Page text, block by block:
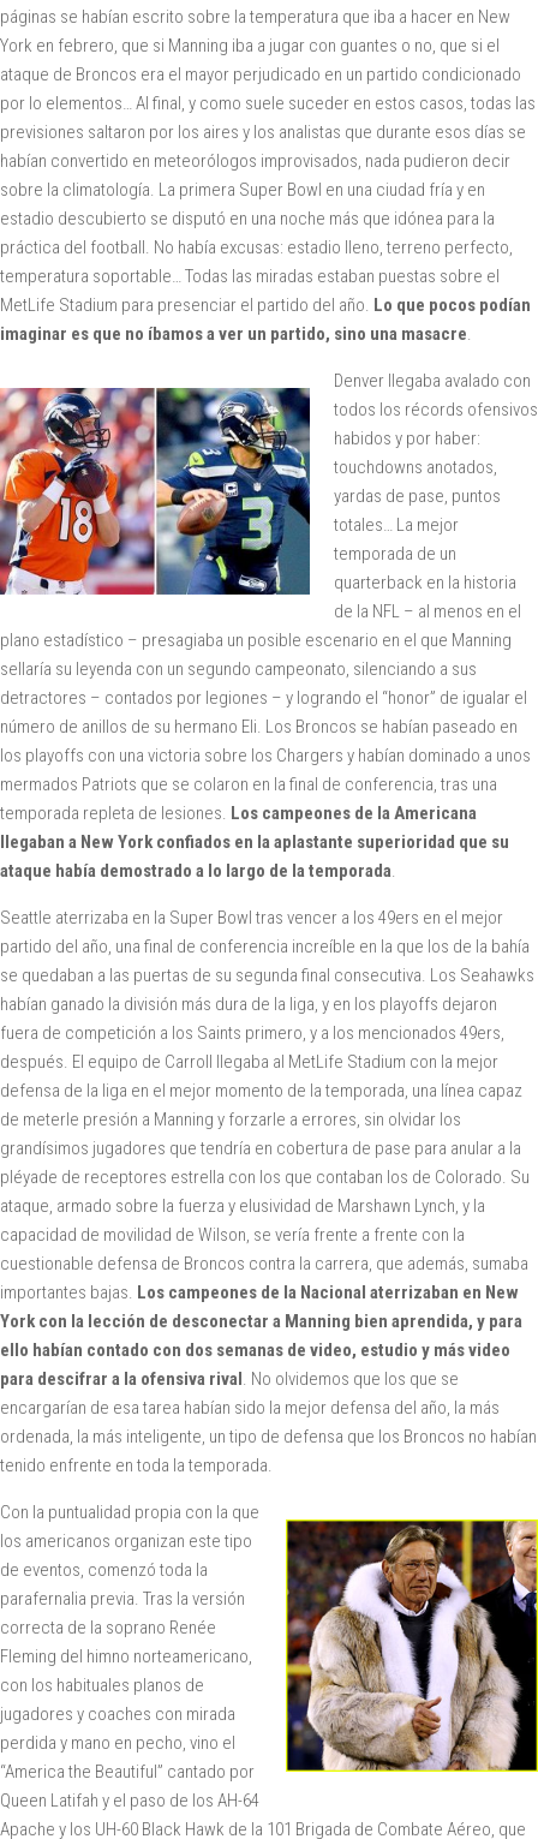
páginas se habían escrito sobre la temperatura que iba a hacer en New
York en febrero, que si Manning iba a jugar con guantes o no, que si el
ataque de Broncos era el mayor perjudicado en un partido condicionado
por lo elementos… Al final, y como suele suceder en estos casos, todas las
previsiones saltaron por los aires y los analistas que durante esos días se
habían convertido en meteorólogos improvisados, nada pudieron decir
sobre la climatología. La primera Super Bowl en una ciudad fría y en
estadio descubierto se disputó en una noche más que idónea para la
práctica del football. No había excusas: estadio lleno, terreno perfecto,
temperatura soportable… Todas las miradas estaban puestas sobre el
MetLife Stadium para presenciar el partido del año. Lo que pocos podían
imaginar es que no íbamos a ver un partido, sino una masacre.
Denver llegaba avalado con
todos los récords ofensivos
habidos y por haber:
touchdowns anotados,
yardas de pase, puntos
totales… La mejor
temporada de un
quarterback en la historia
de la NFL – al menos en el
plano estadístico – presagiaba un posible escenario en el que Manning
sellaría su leyenda con un segundo campeonato, silenciando a sus
detractores – contados por legiones – y logrando el “honor” de igualar el
número de anillos de su hermano Eli. Los Broncos se habían paseado en
los playoffs con una victoria sobre los Chargers y habían dominado a unos
mermados Patriots que se colaron en la final de conferencia, tras una
temporada repleta de lesiones. Los campeones de la Americana
llegaban a New York confiados en la aplastante superioridad que su
ataque había demostrado a lo largo de la temporada.
Seattle aterrizaba en la Super Bowl tras vencer a los 49ers en el mejor
partido del año, una final de conferencia increíble en la que los de la bahía
se quedaban a las puertas de su segunda final consecutiva. Los Seahawks
habían ganado la división más dura de la liga, y en los playoffs dejaron
fuera de competición a los Saints primero, y a los mencionados 49ers,
después. El equipo de Carroll llegaba al MetLife Stadium con la mejor
defensa de la liga en el mejor momento de la temporada, una línea capaz
de meterle presión a Manning y forzarle a errores, sin olvidar los
grandísimos jugadores que tendría en cobertura de pase para anular a la
pléyade de receptores estrella con los que contaban los de Colorado. Su
ataque, armado sobre la fuerza y elusividad de Marshawn Lynch, y la
capacidad de movilidad de Wilson, se vería frente a frente con la
cuestionable defensa de Broncos contra la carrera, que además, sumaba
importantes bajas. Los campeones de la Nacional aterrizaban en New
York con la lección de desconectar a Manning bien aprendida, y para
ello habían contado con dos semanas de video, estudio y más video
para descifrar a la ofensiva rival. No olvidemos que los que se
encargarían de esa tarea habían sido la mejor defensa del año, la más
ordenada, la más inteligente, un tipo de defensa que los Broncos no habían
tenido enfrente en toda la temporada.
Con la puntualidad propia con la que
los americanos organizan este tipo
de eventos, comenzó toda la
parafernalia previa. Tras la versión
correcta de la soprano Renée
Fleming del himno norteamericano,
con los habituales planos de
jugadores y coaches con mirada
perdida y mano en pecho, vino el
“America the Beautiful” cantado por
Queen Latifah y el paso de los AH-64
Apache y los UH-60 Black Hawk de la 101 Brigada de Combate Aéreo, que